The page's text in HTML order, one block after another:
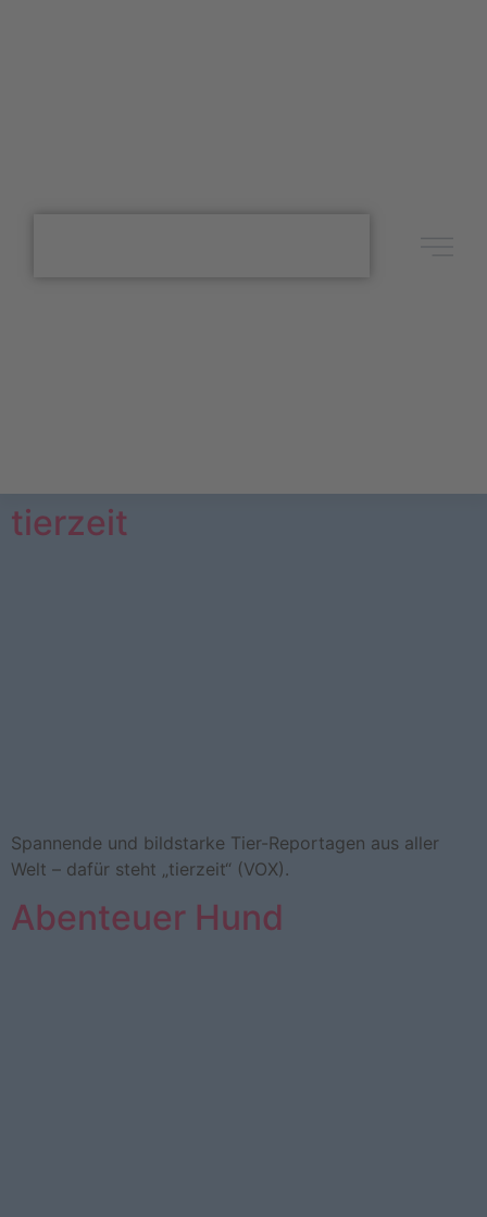
tierzeit
Spannende und bildstarke Tier-Reportagen aus aller
Welt – dafür steht „tierzeit“ (VOX).
Abenteuer Hund